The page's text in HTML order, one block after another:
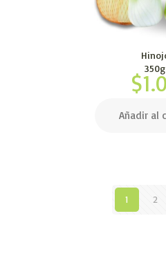
350g
$
Añadir al
1 2